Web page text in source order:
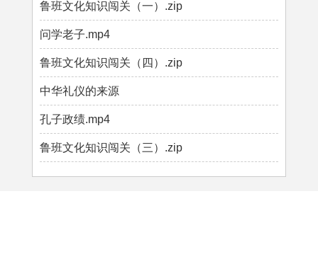
鲁班文化知识闯关（一）.zip
问学老子.mp4
鲁班文化知识闯关（四）.zip
中华礼仪的来源
孔子政绩.mp4
鲁班文化知识闯关（三）.zip